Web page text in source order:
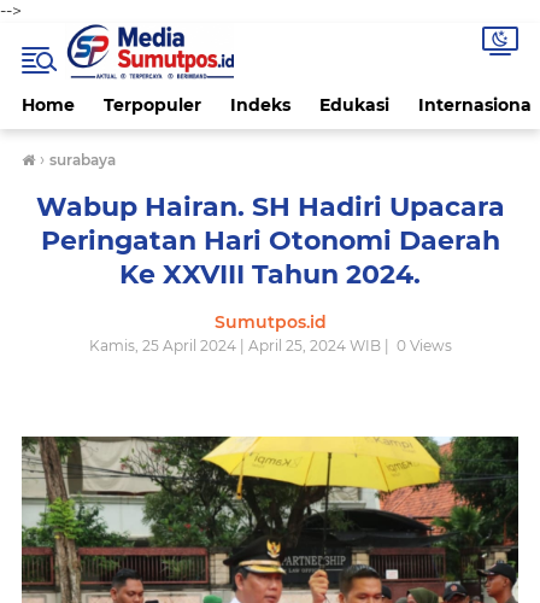
-->
Home Terpopuler Indeks Edukasi Internasional
› surabaya
Wabup Hairan. SH Hadiri Upacara
Peringatan Hari Otonomi Daerah
Ke XXVIII Tahun 2024.
Sumutpos.id
Kamis, 25 April 2024 | April 25, 2024 WIB | 0Views